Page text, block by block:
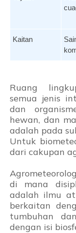
Kaitan
Ruang
semua jenis
dan
hewan, dan
adalah pada
Untuk
dari cakupan
di mana
adalah ilmu
berkaitan
tumbuhan
dengan isi